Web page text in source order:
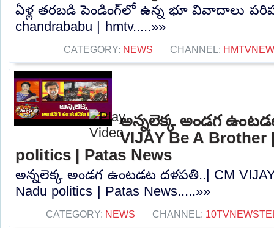
ఏళ్ల తరబడి పెండింగ్‌లో ఉన్న భూ వివాదాలు
chandrababu | hmtv.....»»
CATEGORY: NEWS CHANNEL:
అన్నలెక్క అండగ
VIJAY Be A Brother
politics | Patas News
అన్నలెక్క అండగ ఉంటడట దళపతి..| CM VIJAY
Nadu politics | Patas News.....»»
CATEGORY: NEWS CHANNEL: